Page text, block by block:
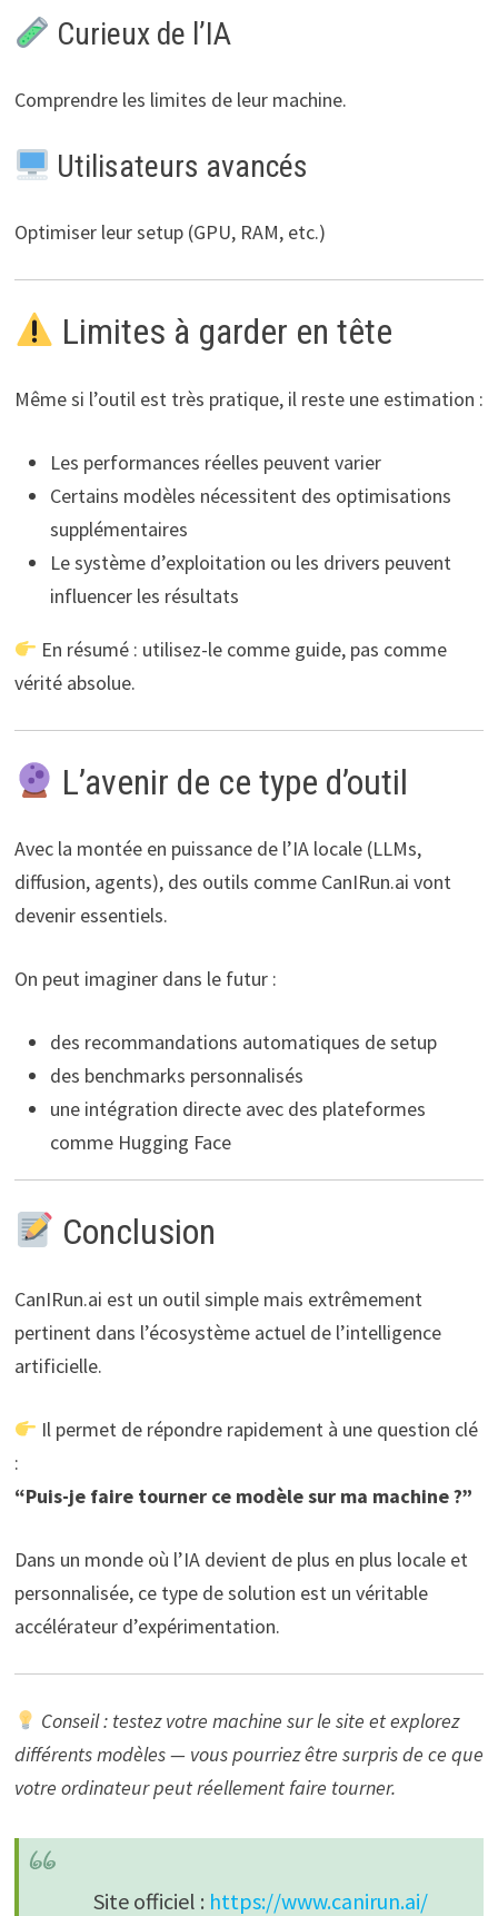
Curieux de l’IA
Comprendre les limites de leur machine.
Utilisateurs avancés
Optimiser leur setup (GPU, RAM, etc.)
Limites à garder en tête
Même si l’outil est très pratique, il reste une estimation :
Les performances réelles peuvent varier
Certains modèles nécessitent des optimisations
supplémentaires
Le système d’exploitation ou les drivers peuvent
influencer les résultats
En résumé : utilisez-le comme guide, pas comme
vérité absolue.
L’avenir de ce type d’outil
Avec la montée en puissance de l’IA locale (LLMs,
diffusion, agents), des outils comme CanIRun.ai vont
devenir essentiels.
On peut imaginer dans le futur :
des recommandations automatiques de setup
des benchmarks personnalisés
une intégration directe avec des plateformes
comme Hugging Face
Conclusion
CanIRun.ai est un outil simple mais extrêmement
pertinent dans l’écosystème actuel de l’intelligence
artificielle.
Il permet de répondre rapidement à une question clé
:
“Puis-je faire tourner ce modèle sur ma machine ?”
Dans un monde où l’IA devient de plus en plus locale et
personnalisée, ce type de solution est un véritable
accélérateur d’expérimentation.
Conseil : testez votre machine sur le site et explorez
différents modèles — vous pourriez être surpris de ce que
votre ordinateur peut réellement faire tourner.
Site officiel : https://www.canirun.ai/